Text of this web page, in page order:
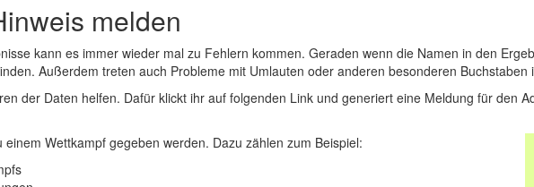
melden
kann es immer wieder mal zu Fehlern kommen. Geraden wenn die Namen in den
Außerdem treten auch Probleme mit Umlauten oder anderen besonderen Buchstaben
der Daten helfen. Dafür klickt ihr auf folgenden Link und generiert eine Meldung für den
einem Wettkampf gegeben werden. Dazu zählen zum Beispiel: